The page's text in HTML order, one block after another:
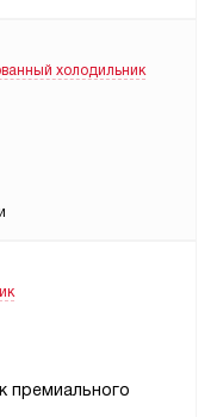
холодильник
премиального